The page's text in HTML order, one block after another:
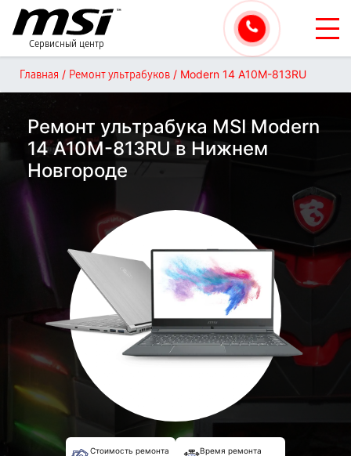
Сервисный центр
Главная / Ремонт ультрабуков / Modern 14 A10M-813RU
Ремонт ультрабука MSI Modern
14 A10M-813RU в Нижнем
Новгороде
Стоимость ремонта Время ремонта